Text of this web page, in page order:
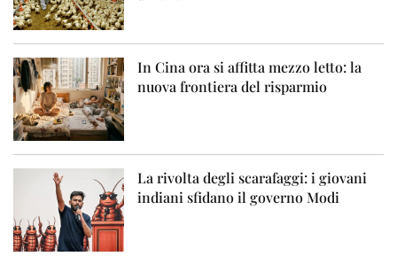
In Cina ora si affitta mezzo letto: la
nuova frontiera del risparmio
La rivolta degli scarafaggi: i giovani
indiani sfidano il governo Modi